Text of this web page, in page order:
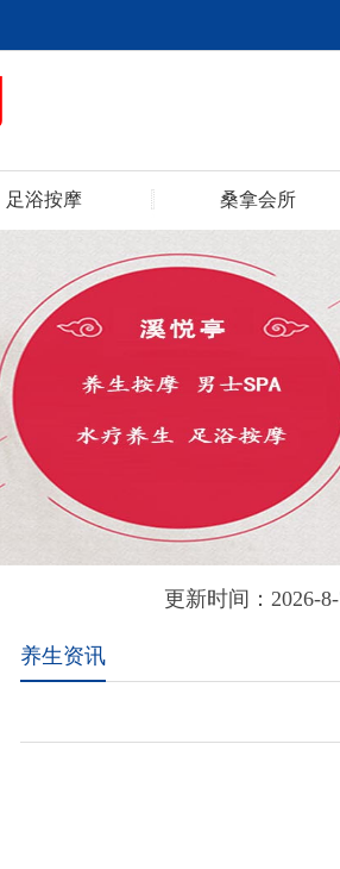
足浴按摩 桑拿会所
更新时间：2026-
养生资讯